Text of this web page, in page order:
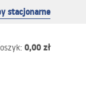
stacjonarne
: 0,00 zł